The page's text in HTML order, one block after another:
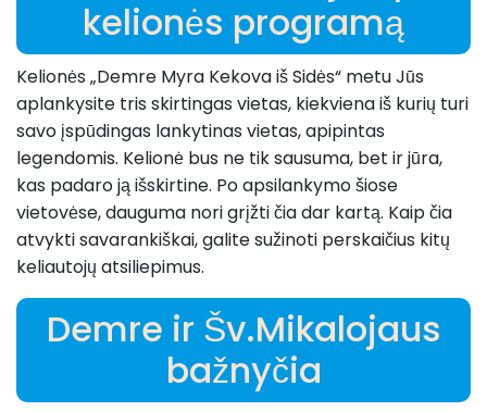
kelionės programą
Kelionės „Demre Myra Kekova iš Sidės“ metu Jūs
aplankysite tris skirtingas vietas, kiekviena iš kurių turi
savo įspūdingas lankytinas vietas, apipintas
legendomis. Kelionė bus ne tik sausuma, bet ir jūra,
kas padaro ją išskirtine. Po apsilankymo šiose
vietovėse, dauguma nori grįžti čia dar kartą. Kaip čia
atvykti savarankiškai, galite sužinoti perskaičius kitų
keliautojų atsiliepimus.
Demre ir Šv.Mikalojaus
bažnyčia